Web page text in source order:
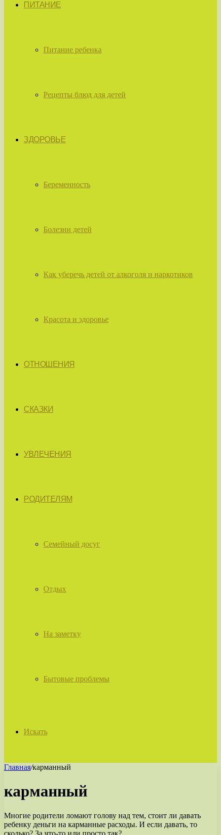
ПИТАНИЕ
Питание ребенка
Рецепты блюд для детей
ЗДОРОВЬЕ
Беременность
Болезни детей
Как уберечь детей от алкоголя и наркотиков
Красота и здоровье
ОТНОШЕНИЯ
СКАЗКИ
УВЛЕЧЕНИЯ
РОДИТЕЛЯМ
Семейный досуг
Отдых
На заметку
Бытовые проблемы
Искать
Главная/карманный
карманный
Многие родители ломают голову над тем, стоит ли давать
ребенку деньги на карманные расходы. И если давать, то
сколько? За что-то или просто так?